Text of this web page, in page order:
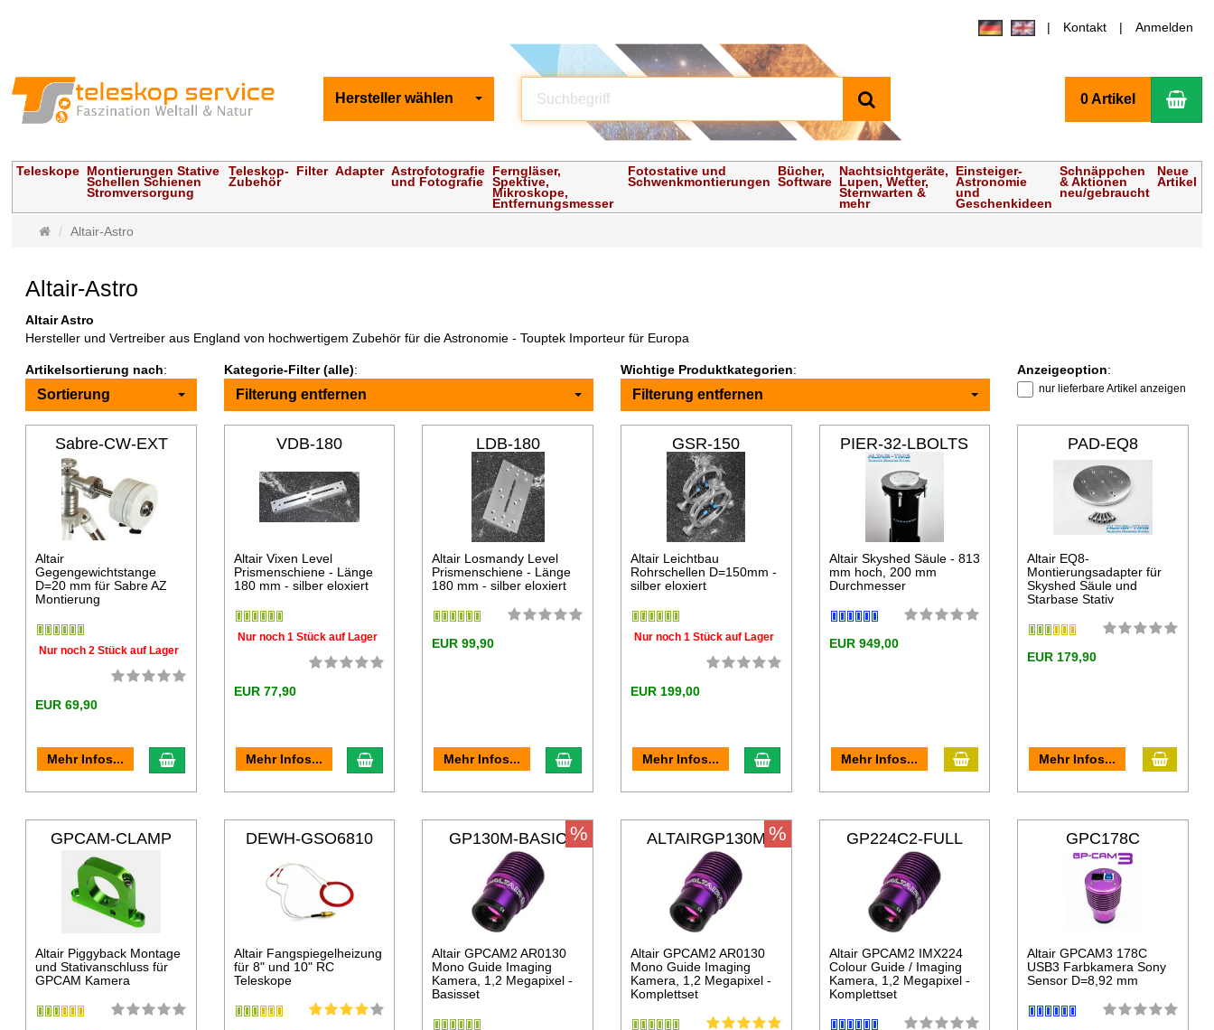
Kontakt Anmelden
Hersteller wählen 0 Artikel
Teleskope Montierungen Stative
Schellen Schienen
Stromversorgung
Teleskop-
Zubehör
Filter Adapter Astrofotografie
und Fotografie
Ferngläser,
Spektive,
Mikroskope,
Entfernungsmesser
Fotostative und
Schwenkmontierungen
Bücher,
Software
Nachtsichtgeräte,
Lupen, Wetter,
Sternwarten &
mehr
Einsteiger-
Astronomie
und
Geschenkideen
Schnäppchen
& Aktionen
neu/gebraucht
Neue
Artikel
Startseite
Altair-Astro
Altair-Astro
Altair Astro
Hersteller und Vertreiber aus England von hochwertigem Zubehör für die Astronomie - Touptek Importeur für Europa
Artikelsortierung nach:
Sortierung
Kategorie-Filter (alle):
Filterung entfernen
Wichtige Produktkategorien:
Filterung entfernen
Anzeigeoption:
nur lieferbare Artikel anzeigen
Sabre-CW-EXT
Altair
Gegengewichtstange
D=20 mm für Sabre AZ
Montierung
Nur noch 2 Stück auf Lager
EUR 69,90
Mehr Infos...
VDB-180
Altair Vixen Level
Prismenschiene - Länge
180 mm - silber eloxiert
Nur noch 1 Stück auf Lager
EUR 77,90
Mehr Infos...
LDB-180
Altair Losmandy Level
Prismenschiene - Länge
180 mm - silber eloxiert
EUR 99,90
Mehr Infos...
GSR-150
Altair Leichtbau
Rohrschellen D=150mm -
silber eloxiert
Nur noch 1 Stück auf Lager
EUR 199,00
Mehr Infos...
PIER-32-LBOLTS
Altair Skyshed Säule - 813
mm hoch, 200 mm
Durchmesser
EUR 949,00
Mehr Infos...
PAD-EQ8
Altair EQ8-
Montierungsadapter für
Skyshed Säule und
Starbase Stativ
EUR 179,90
Mehr Infos...
GPCAM-CLAMP
Altair Piggyback Montage
und Stativanschluss für
GPCAM Kamera
DEWH-GSO6810
Altair Fangspiegelheizung
für 8" und 10" RC
Teleskope
GP130M-BASIC
Altair GPCAM2 AR0130
Mono Guide Imaging
Kamera, 1,2 Megapixel -
Basisset
% ALTAIRGP130M
Altair GPCAM2 AR0130
Mono Guide Imaging
Kamera, 1,2 Megapixel -
Komplettset
% GP224C2-FULL
Altair GPCAM2 IMX224
Colour Guide / Imaging
Kamera, 1,2 Megapixel -
Komplettset
GPC178C
Altair GPCAM3 178C
USB3 Farbkamera Sony
Sensor D=8,92 mm